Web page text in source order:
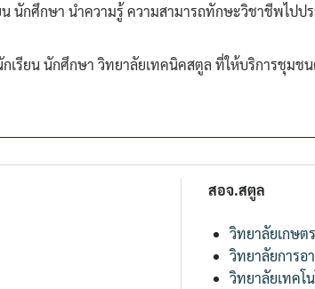
นักศึกษา นำความรู้ ความสามารถทักษะวิชาชีพไปป
เรียน นักศึกษา วิทยาลัยเทคนิคสตูล ที่ให้บริการชุมช
สอจ.สตูล
วิทยาลัยเกษต
วิทยาลัยการอ
วิทยาลัยเทคโ